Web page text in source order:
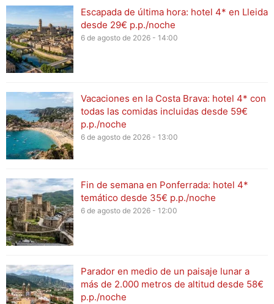
Escapada de última hora: hotel 4* en Lleida
desde 29€ p.p./noche
6 de agosto de 2026 - 14:00
Vacaciones en la Costa Brava: hotel 4* con
todas las comidas incluidas desde 59€
p.p./noche
6 de agosto de 2026 - 13:00
Fin de semana en Ponferrada: hotel 4*
temático desde 35€ p.p./noche
6 de agosto de 2026 - 12:00
Parador en medio de un paisaje lunar a
más de 2.000 metros de altitud desde 58€
p.p./noche